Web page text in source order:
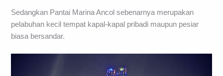
Sedangkan Pantai Marina Ancol sebenarnya merupakan
pelabuhan kecil tempat kapal-kapal pribadi maupun pesiar
biasa bersandar.